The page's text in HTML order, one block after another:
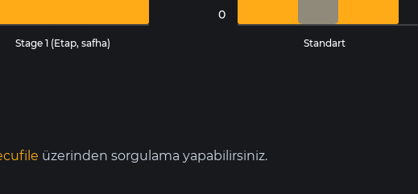
Stage 1 (Etap, safha)
0
Standart
üzerinden sorgulama yapabilirsiniz.